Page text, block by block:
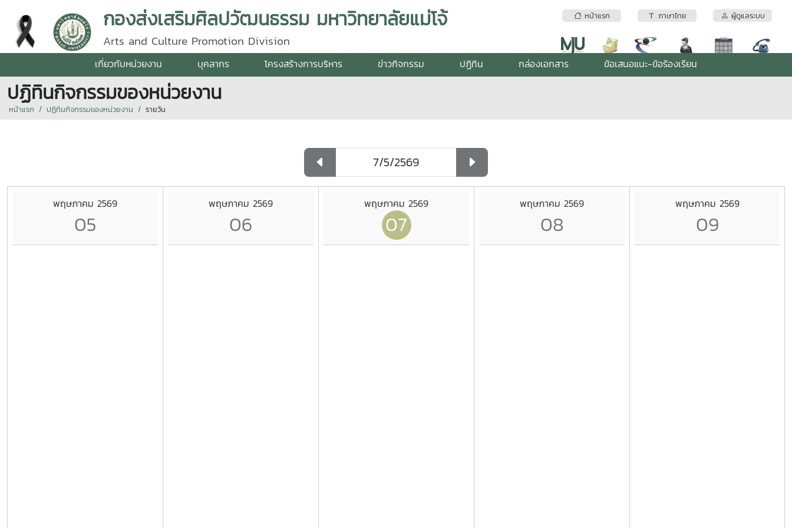
หน้าแรก ภาษาไทย ผู้ดูแลระบบ
กองส่งเสริมศิลปวัฒนธรรม มหาวิทยาลัยแม่โจ้
Arts and Culture Promotion Division
เกี่ยวกับหน่วยงาน บุคลากร โครงสร้างการบริหาร ข่าวกิจกรรม ปฏิทิน กล่องเอกสาร ข้อเสนอแนะ-ข้อร้องเรียน
ปฏิทินกิจกรรมของหน่วยงาน
หน้าแรก ปฏิทินกิจกรรมของหน่วยงาน รายวัน
พฤษภาคม 2569
05
พฤษภาคม 2569
06
พฤษภาคม 2569
07
พฤษภาคม 2569
08
พฤษภาคม 2569
09